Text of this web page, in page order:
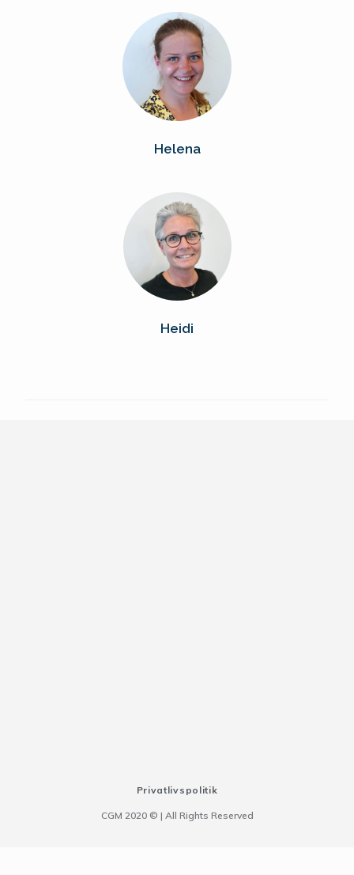
Helena
Heidi
Privatlivspolitik
CGM 2020 ©​ | All Rights Reserved